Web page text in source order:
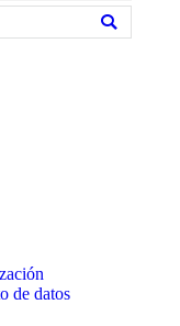
de datos